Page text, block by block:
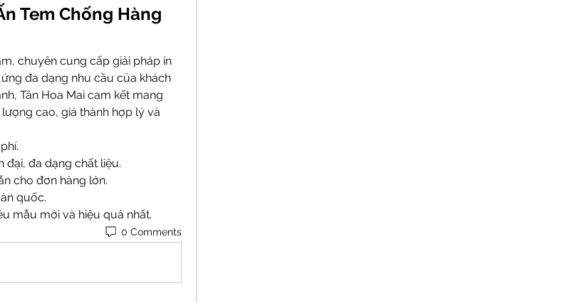
Tem Chống Hàng
chuyên cung cấp giải pháp in
đa dạng nhu cầu của khách
Tân Hoa Mai cam kết mang
cao, giá thành hợp lý và
đại, đa dạng chất liệu.
cho đơn hàng lớn.
quốc.
mẫu mới và hiệu quả nhất.
0 Comments